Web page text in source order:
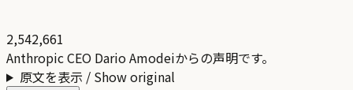
2,542,661
Anthropic CEO Dario Amodeiからの声明です。
原文を表示 / Show original